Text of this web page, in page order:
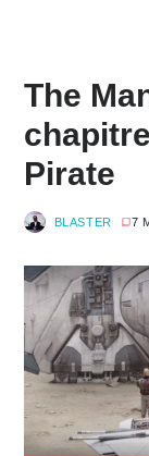
The
Pirate
BLASTER 7